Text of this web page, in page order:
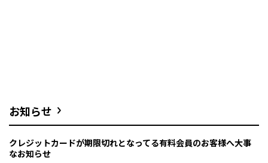
お知らせ
クレジットカードが期限切れとなってる有料会員のお客様へ大事
なお知らせ